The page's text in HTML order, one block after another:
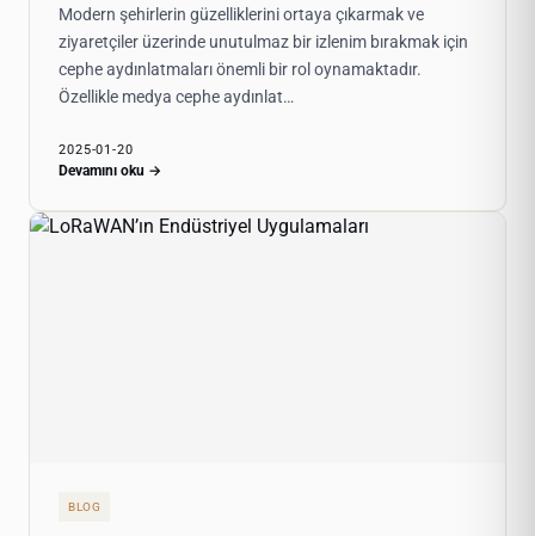
Modern şehirlerin güzelliklerini ortaya çıkarmak ve
ziyaretçiler üzerinde unutulmaz bir izlenim bırakmak için
cephe aydınlatmaları önemli bir rol oynamaktadır.
Özellikle medya cephe aydınlat…
2025-01-20
Devamını oku →
BLOG